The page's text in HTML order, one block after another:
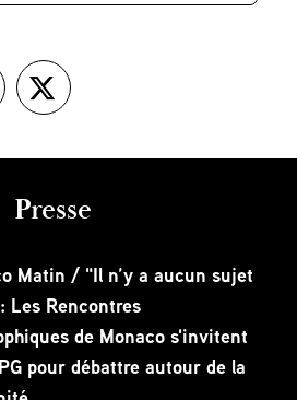
Presse
Matin / "Il n’y a aucun sujet
Les Rencontres
de Monaco s'invitent
pour débattre autour de la